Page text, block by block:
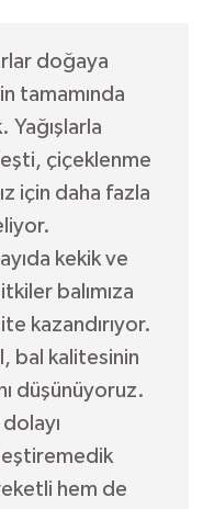
doğaya
tamamında
çiçeklenme
için daha fazla
kekik ve
balımıza
kazandırıyor.
bal kalitesinin
düşünüyoruz.
hem de